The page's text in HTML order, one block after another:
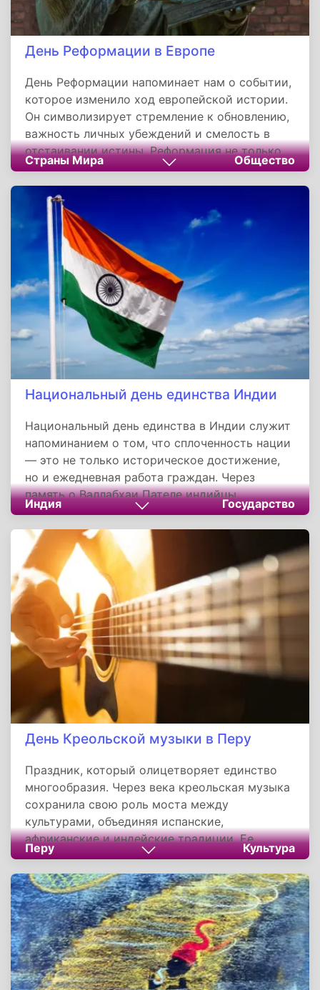
День Реформации в Европе
День Реформации напоминает нам о событии,
которое изменило ход европейской истории.
Он символизирует стремление к обновлению,
важность личных убеждений и смелость в
отстаивании истины. Реформация не только
разделила западное христианство, но и дала
импульс развитию образования, культуры и
новых общественных отношений. Ее наследие
продолжает влиять на современный мир,
напоминая о ценности свободы совести и
права на самостоятельный поиск истины.
Страны Мира Общество
Национальный день единства Индии
Национальный день единства в Индии служит
напоминанием о том, что сплоченность нации
— это не только историческое достижение,
но и ежедневная работа граждан. Через
память о Валлабхаи Пателе индийцы
подтверждают ценности территориальной
целостности, уважения к разнообразию и
веры в общее будущее. Праздник,
объединяющий государственные церемонии,
спортивные мероприятия и культурные
обмены, демонстрирует, как наследие
прошлого помогает укреплять национальную
идентичность в современную эпоху.
Индия Государство
День Креольской музыки в Перу
Праздник, который олицетворяет единство
многообразия. Через века креольская музыка
сохранила свою роль моста между
культурами, объединяя испанские,
африканские и индейские традиции. Ее
жанровое богатство и эмоциональная глубина
продолжают вдохновлять новые поколения,
укрепляя национальную идентичность
перуанцев. Этот день напоминает, что
истинная культура рождается в диалоге и
уважении к наследию предков.
Перу Культура